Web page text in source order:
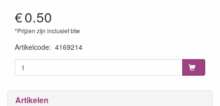
€0.50
*Prijzen zijn inclusief btw
Artikelcode: 4169214
Artikelen